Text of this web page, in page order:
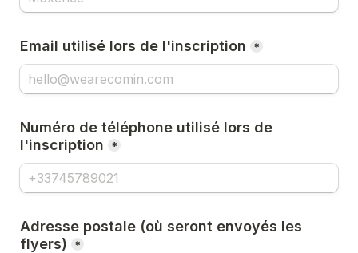
Email utilisé lors de l'inscription *
Numéro de téléphone utilisé lors de
l'inscription
*
Adresse postale (où seront envoyés les
flyers)
*